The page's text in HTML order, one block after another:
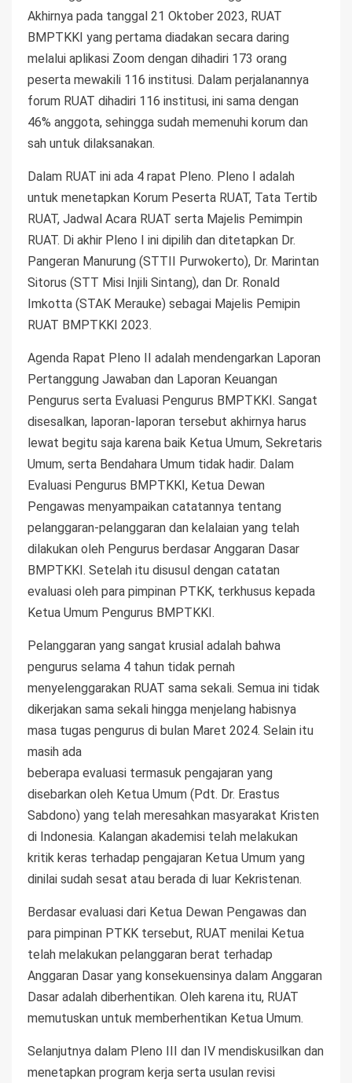
Akhirnya pada tanggal 21 Oktober 2023, RUAT
BMPTKKI yang pertama diadakan secara daring
melalui aplikasi Zoom dengan dihadiri 173 orang
peserta mewakili 116 institusi. Dalam perjalanannya
forum RUAT dihadiri 116 institusi, ini sama dengan
46% anggota, sehingga sudah memenuhi korum dan
sah untuk dilaksanakan.
Dalam RUAT ini ada 4 rapat Pleno. Pleno I adalah
untuk menetapkan Korum Peserta RUAT, Tata Tertib
RUAT, Jadwal Acara RUAT serta Majelis Pemimpin
RUAT. Di akhir Pleno I ini dipilih dan ditetapkan Dr.
Pangeran Manurung (STTII Purwokerto), Dr. Marintan
Sitorus (STT Misi Injili Sintang), dan Dr. Ronald
Imkotta (STAK Merauke) sebagai Majelis Pemipin
RUAT BMPTKKI 2023.
Agenda Rapat Pleno II adalah mendengarkan Laporan
Pertanggung Jawaban dan Laporan Keuangan
Pengurus serta Evaluasi Pengurus BMPTKKI. Sangat
disesalkan, laporan-laporan tersebut akhirnya harus
lewat begitu saja karena baik Ketua Umum, Sekretaris
Umum, serta Bendahara Umum tidak hadir. Dalam
Evaluasi Pengurus BMPTKKI, Ketua Dewan
Pengawas menyampaikan catatannya tentang
pelanggaran-pelanggaran dan kelalaian yang telah
dilakukan oleh Pengurus berdasar Anggaran Dasar
BMPTKKI. Setelah itu disusul dengan catatan
evaluasi oleh para pimpinan PTKK, terkhusus kepada
Ketua Umum Pengurus BMPTKKI.
Pelanggaran yang sangat krusial adalah bahwa
pengurus selama 4 tahun tidak pernah
menyelenggarakan RUAT sama sekali. Semua ini tidak
dikerjakan sama sekali hingga menjelang habisnya
masa tugas pengurus di bulan Maret 2024. Selain itu
masih ada
beberapa evaluasi termasuk pengajaran yang
disebarkan oleh Ketua Umum (Pdt. Dr. Erastus
Sabdono) yang telah meresahkan masyarakat Kristen
di Indonesia. Kalangan akademisi telah melakukan
kritik keras terhadap pengajaran Ketua Umum yang
dinilai sudah sesat atau berada di luar Kekristenan.
Berdasar evaluasi dari Ketua Dewan Pengawas dan
para pimpinan PTKK tersebut, RUAT menilai Ketua
telah melakukan pelanggaran berat terhadap
Anggaran Dasar yang konsekuensinya dalam Anggaran
Dasar adalah diberhentikan. Oleh karena itu, RUAT
memutuskan untuk memberhentikan Ketua Umum.
Selanjutnya dalam Pleno III dan IV mendiskusilkan dan
menetapkan program kerja serta usulan revisi